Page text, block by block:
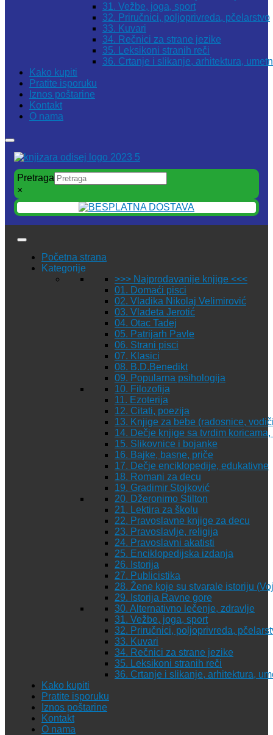
31. Vežbe, joga, sport
32. Priručnici, poljoprivreda, pčelarstvo
33. Kuvari
34. Rečnici za strane jezike
35. Leksikoni stranih reči
36. Crtanje i slikanje, arhitektura,
Kako kupiti
Pratite isporuku
Iznos poštarine
Kontakt
O nama
Pretraga
×
Početna strana
Kategorije
>>> Najprodavanije knjige <<<
01. Domaći pisci
02. Vladika Nikolaj Velimirović
03. Vladeta Jerotić
04. Otac Tadej
05. Patrijarh Pavle
06. Strani pisci
07. Klasici
08. B.D.Benedikt
09. Popularna psihologija
10. Filozofija
11. Ezoterija
12. Citati, poezija
13. Knjige za bebe (radosnice,
14. Dečje knjige sa tvrdim
15. Slikovnice i bojanke
16. Bajke, basne, priče
17. Dečje enciklopedije, edukativne
18. Romani za decu
19. Gradimir Stojković
20. Džeronimo Stilton
21. Lektira za školu
22. Pravoslavne knjige za decu
23. Pravoslavlje, religija
24. Pravoslavni akatisti
25. Enciklopedijska izdanja
26. Istorija
27. Publicistika
28. Žene koje su stvarale istoriju
29. Istorija Ravne gore
30. Alternativno lečenje, zdravlje
31. Vežbe, joga, sport
32. Priručnici, poljoprivreda,
33. Kuvari
34. Rečnici za strane jezike
35. Leksikoni stranih reči
36. Crtanje i slikanje, arhitektura,
Kako kupiti
Pratite isporuku
Iznos poštarine
Kontakt
O nama